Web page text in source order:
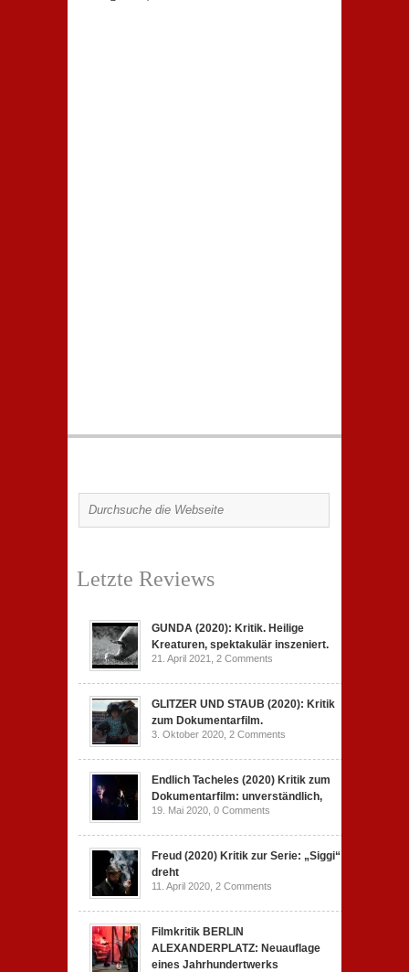
Letzte Reviews
GUNDA (2020): Kritik. Heilige
Kreaturen, spektakulär inszeniert.
21. April 2021, 2 Comments
GLITZER UND STAUB (2020): Kritik
zum Dokumentarfilm.
3. Oktober 2020, 2 Comments
Endlich Tacheles (2020) Kritik zum
Dokumentarfilm: unverständlich,
19. Mai 2020, 0 Comments
Freud (2020) Kritik zur Serie: „Siggi“
dreht
11. April 2020, 2 Comments
Filmkritik BERLIN
ALEXANDERPLATZ: Neuauflage
eines Jahrhundertwerks